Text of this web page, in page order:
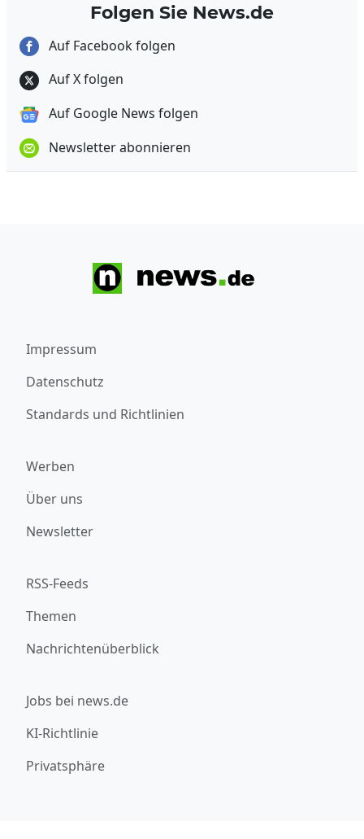
Folgen Sie News.de
Auf Facebook folgen
Auf X folgen
Auf Google News folgen
Newsletter abonnieren
Impressum
Datenschutz
Standards und Richtlinien
Werben
Über uns
Newsletter
RSS-Feeds
Themen
Nachrichtenüberblick
Jobs bei news.de
KI-Richtlinie
Privatsphäre